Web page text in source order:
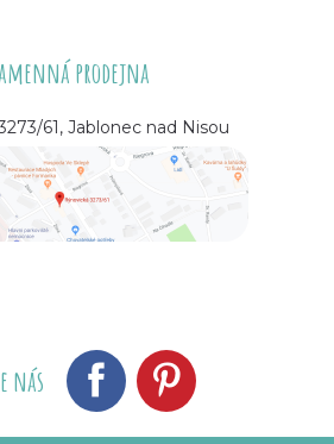
prodejna
61, Jablonec nad Nisou
nás